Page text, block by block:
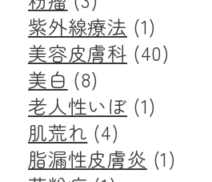
紫外線療法 (1)
美容皮膚科 (40)
美白 (8)
老人性いぼ (1)
肌荒れ (4)
脂漏性皮膚炎 (1)